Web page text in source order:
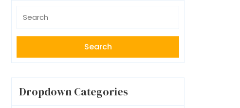
for:
Dropdown Categories